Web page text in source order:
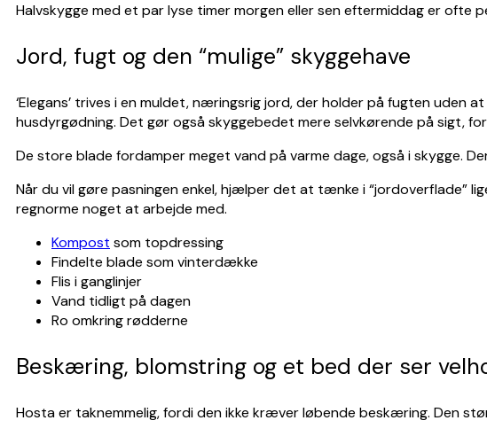
Halvskygge med et par lyse timer morgen eller sen eftermiddag er ofte
Jord, fugt og den “mulige” skyggehave
‘Elegans’ trives i en muldet, næringsrig jord, der holder på fugten
husdyrgødning. Det gør også skyggebedet mere selvkørende på sigt,
De store blade fordamper meget vand på varme dage, også i skygge.
Når du vil gøre pasningen enkel, hjælper det at tænke i “jordoverflade”
regnorme noget at arbejde med.
Kompost som topdressing
Findelte blade som vinterdække
Flis i ganglinjer
Vand tidligt på dagen
Ro omkring rødderne
Beskæring, blomstring og et bed der ser
Hosta er taknemmelig, fordi den ikke kræver løbende beskæring. Den